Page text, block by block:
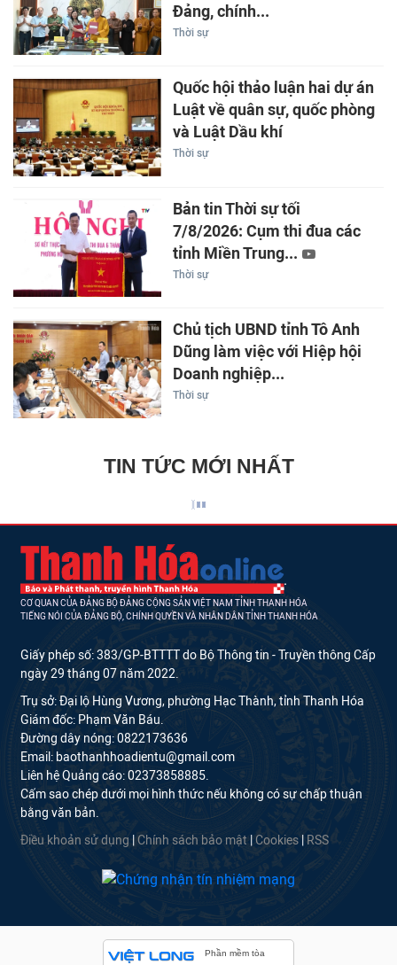
Đảng, chính...
Thời sự
Quốc hội thảo luận hai dự án
Luật về quân sự, quốc phòng
và Luật Dầu khí
Thời sự
Bản tin Thời sự tối
7/8/2026: Cụm thi đua các
tỉnh Miền Trung...
Thời sự
Chủ tịch UBND tỉnh Tô Anh
Dũng làm việc với Hiệp hội
Doanh nghiệp...
Thời sự
TIN TỨC MỚI NHẤT
CƠ QUAN CỦA ĐẢNG BỘ ĐẢNG CỘNG SẢN VIỆT NAM TỈNH THANH HÓA
TIẾNG NÓI CỦA ĐẢNG BỘ, CHÍNH QUYỀN VÀ NHÂN DÂN TỈNH THANH HÓA
Giấy phép số: 383/GP-BTTTT do Bộ Thông tin - Truyền thông Cấp
ngày 29 tháng 07 năm 2022.
Trụ sở: Đại lộ Hùng Vương, phường Hạc Thành, tỉnh Thanh Hóa
Giám đốc: Phạm Văn Báu.
Đường dây nóng: 0822173636
Email: baothanhhoadientu@gmail.com
Liên hệ Quảng cáo: 02373858885.
Cấm sao chép dưới mọi hình thức nếu không có sự chấp thuận
bằng văn bản.
Điều khoản sử dụng Chính sách bảo mật Cookies RSS
Phần mềm tòa